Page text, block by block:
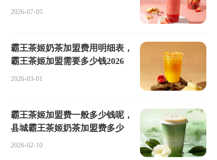
2026-07-05
霸王茶姬奶茶加盟费用明细表，
霸王茶姬加盟需要多少钱2026
2026-03-01
霸王茶姬加盟费一般多少钱呢，
县城霸王茶姬奶茶加盟费多少
2026-02-10